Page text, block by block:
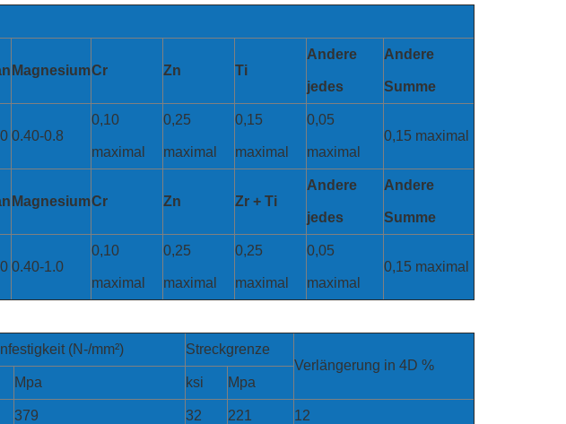
MagnesiumCr Zn Ti
Andere
jedes
Andere
Summe
0.40-0.8
0,10
maximal
0,25
maximal
0,15
maximal
0,05
maximal
0,15 maximal
MagnesiumCr Zn Zr + Ti
Andere
jedes
Andere
Summe
0.40-1.0
0,10
maximal
0,25
maximal
0,25
maximal
0,05
maximal
0,15 maximal
(N-/mm²)
Streckgrenze
Verlängerung in 4D %
Mpa ksi Mpa
379 32 221 12